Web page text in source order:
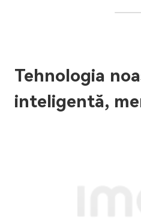
Tehnologia
inteligentă,